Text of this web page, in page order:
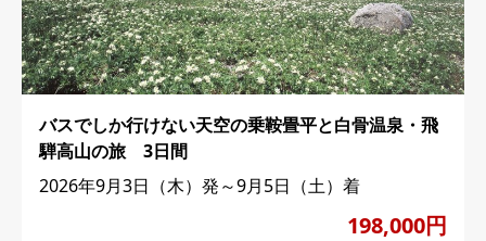
バスでしか行けない天空の乗鞍畳平と白骨温泉・飛
騨高山の旅 3日間
2026年9月3日（木）発～9月5日（土）着
198,000円